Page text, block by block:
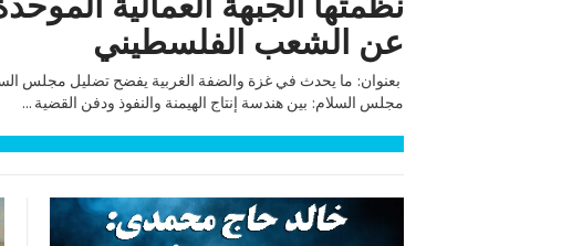
عن الشعب الفلسطيني
بعنوان: ما يحدث في غزة والضفة الغربية يفضح تضليل مجلس
مجلس السلام: بين هندسة إنتاج الهيمنة والنفوذ ودفن القضية ...